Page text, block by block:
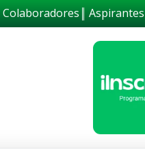
Colaboradores Aspirantes